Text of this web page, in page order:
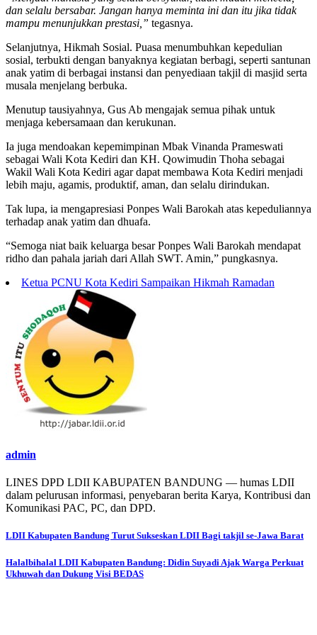
dan selalu bersabar. Jangan hanya meminta ini dan itu jika tidak
mampu menunjukkan prestasi,” tegasnya.
Selanjutnya, Hikmah Sosial. Puasa menumbuhkan kepedulian
sosial, terbukti dengan banyaknya kegiatan berbagi, seperti santunan
anak yatim di berbagai instansi dan penyediaan takjil di masjid serta
musala menjelang berbuka.
Menutup tausiyahnya, Gus Ab mengajak semua pihak untuk
menjaga kebersamaan dan kerukunan.
Ia juga mendoakan kepemimpinan Mbak Vinanda Prameswati
sebagai Wali Kota Kediri dan KH. Qowimudin Thoha sebagai
Wakil Wali Kota Kediri agar dapat membawa Kota Kediri menjadi
lebih maju, agamis, produktif, aman, dan selalu dirindukan.
Tak lupa, ia mengapresiasi Ponpes Wali Barokah atas kepeduliannya
terhadap anak yatim dan dhuafa.
“Semoga niat baik keluarga besar Ponpes Wali Barokah mendapat
ridho dan pahala jariah dari Allah SWT. Amin,” pungkasnya.
Ketua PCNU Kota Kediri Sampaikan Hikmah Ramadan
admin
LINES DPD LDII KABUPATEN BANDUNG — humas LDII
dalam pelurusan informasi, penyebaran berita Karya, Kontribusi dan
Komunikasi PAC, PC, dan DPD.
Post
navigation
LDII Kabupaten Bandung Turut Sukseskan LDII Bagi takjil se-Jawa Barat
Halalbihalal LDII Kabupaten Bandung: Didin Suyadi Ajak Warga Perkuat
Ukhuwah dan Dukung Visi BEDAS